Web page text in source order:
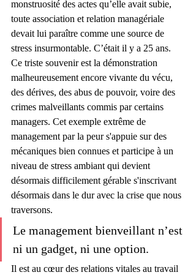
monstruosité des actes qu’elle avait subie,
toute association et relation managériale
devait lui paraître comme une source de
stress insurmontable. C’était il y a 25 ans.
Ce triste souvenir est la démonstration
malheureusement encore vivante du vécu,
des dérives, des abus de pouvoir, voire des
crimes malveillants commis par certains
managers. Cet exemple extrême de
management par la peur s'appuie sur des
mécaniques bien connues et participe à un
niveau de stress ambiant qui devient
désormais difficilement gérable s'inscrivant
désormais dans le dur avec la crise que nous
traversons.
Le management bienveillant n’est
ni un gadget, ni une option.
Il est au cœur des relations vitales au travail